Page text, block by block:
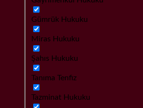
Gümrük Hukuku
Miras Hukuku
Şahıs Hukuku
Tanıma Tenfiz
Tazminat Hukuku